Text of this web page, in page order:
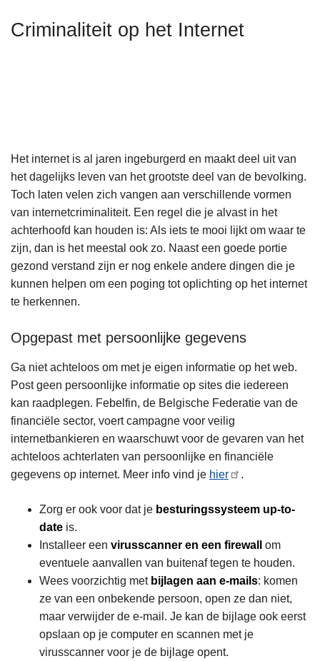
Criminaliteit op het Internet
Het internet is al jaren ingeburgerd en maakt deel uit van
het dagelijks leven van het grootste deel van de bevolking.
Toch laten velen zich vangen aan verschillende vormen
van internetcriminaliteit. Een regel die je alvast in het
achterhoofd kan houden is: Als iets te mooi lijkt om waar te
zijn, dan is het meestal ook zo. Naast een goede portie
gezond verstand zijn er nog enkele andere dingen die je
kunnen helpen om een poging tot oplichting op het internet
te herkennen.
Opgepast met persoonlijke gegevens
Ga niet achteloos om met je eigen informatie op het web.
Post geen persoonlijke informatie op sites die iedereen
kan raadplegen. Febelfin, de Belgische Federatie van de
financiële sector, voert campagne voor veilig
internetbankieren en waarschuwt voor de gevaren van het
achteloos achterlaten van persoonlijke en financiële
gegevens op internet. Meer info vind je hier .
Zorg er ook voor dat je besturingssysteem up-to-
date is.
Installeer een virusscanner en een firewall
om
eventuele aanvallen van buitenaf tegen te houden.
Wees voorzichtig met bijlagen aan e-mails: komen
ze van een onbekende persoon, open ze dan niet,
maar verwijder de e-mail. Je kan de bijlage ook eerst
opslaan op je computer en scannen met je
virusscanner voor je de bijlage opent.